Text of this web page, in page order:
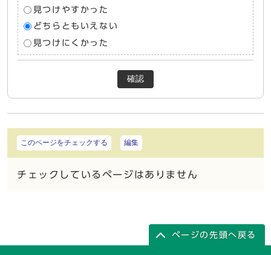
見つけやすかった
どちらともいえない
見つけにくかった
確認
このページをチェックする 編集
チェックしているページはありません
ページの先頭へ戻る